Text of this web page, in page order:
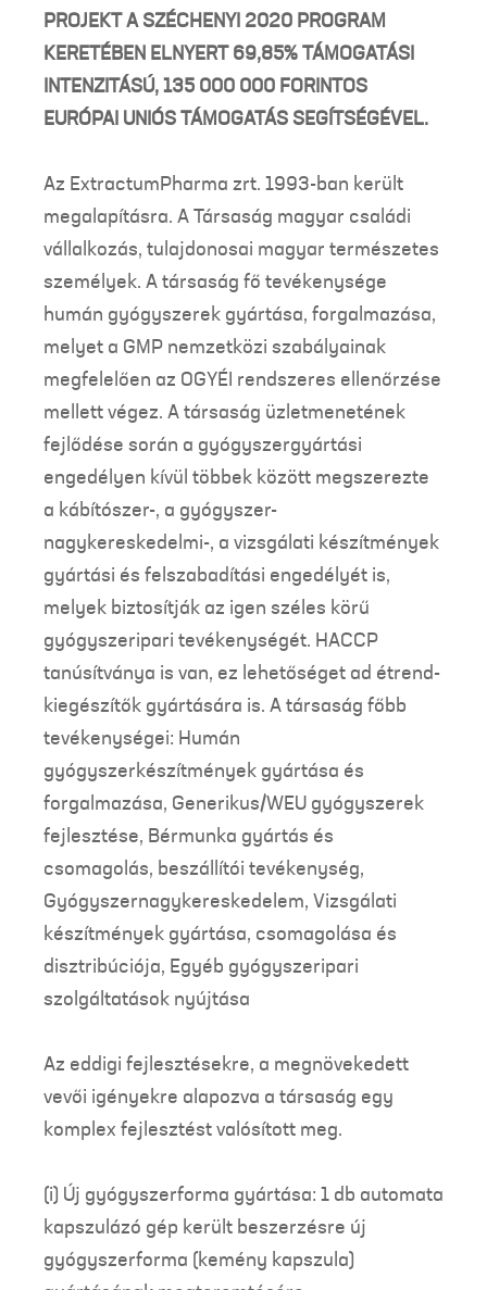
PROJEKT A SZÉCHENYI 2020 PROGRAM
KERETÉBEN ELNYERT 69,85% TÁMOGATÁSI
INTENZITÁSÚ, 135 000 000 FORINTOS
EURÓPAI UNIÓS TÁMOGATÁS SEGÍTSÉGÉVEL.
Az ExtractumPharma zrt. 1993-ban került
megalapításra. A Társaság magyar családi
vállalkozás, tulajdonosai magyar természetes
személyek. A társaság fő tevékenysége
humán gyógyszerek gyártása, forgalmazása,
melyet a GMP nemzetközi szabályainak
megfelelően az OGYÉI rendszeres ellenőrzése
mellett végez. A társaság üzletmenetének
fejlődése során a gyógyszergyártási
engedélyen kívül többek között megszerezte
a kábítószer-, a gyógyszer-
nagykereskedelmi-, a vizsgálati készítmények
gyártási és felszabadítási engedélyét is,
melyek biztosítják az igen széles körű
gyógyszeripari tevékenységét. HACCP
tanúsítványa is van, ez lehetőséget ad étrend-
kiegészítők gyártására is. A társaság főbb
tevékenységei: Humán
gyógyszerkészítmények gyártása és
forgalmazása, Generikus/WEU gyógyszerek
fejlesztése, Bérmunka gyártás és
csomagolás, beszállítói tevékenység,
Gyógyszernagykereskedelem, Vizsgálati
készítmények gyártása, csomagolása és
disztribúciója, Egyéb gyógyszeripari
szolgáltatások nyújtása
Az eddigi fejlesztésekre, a megnövekedett
vevői igényekre alapozva a társaság egy
komplex fejlesztést valósított meg.
(i) Új gyógyszerforma gyártása: 1 db automata
kapszulázó gép került beszerzésre új
gyógyszerforma (kemény kapszula)